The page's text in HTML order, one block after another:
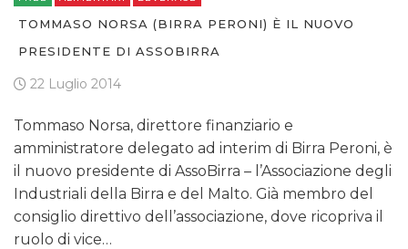
TOMMASO NORSA (BIRRA PERONI) È IL NUOVO
PRESIDENTE DI ASSOBIRRA
22 Luglio 2014
Tommaso Norsa, direttore finanziario e
amministratore delegato ad interim di Birra Peroni, è
il nuovo presidente di AssoBirra – l’Associazione degli
Industriali della Birra e del Malto. Già membro del
consiglio direttivo dell’associazione, dove ricopriva il
ruolo di vice…